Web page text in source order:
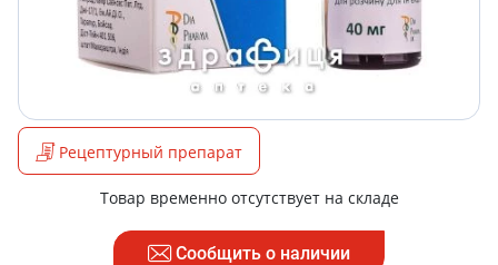
Рецептурный препарат
Товар временно отсутствует на складе
Сообщить о наличии